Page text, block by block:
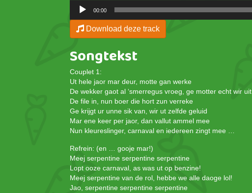
Audiospeler
00:00
Download deze track
Songtekst
Couplet 1:
Ut hele jaor mar deur, motte gan werke
De wekker gaot al ‘smerregus vroeg, ge motter echt wir uit
De file in, nun boer die hort zun verreke
Ge krijgt ur unne sik van, wir ut zelfde geluid
Mar ene keer per jaor, dan vallut ammel mee
Nun kleureslinger, carnaval en iedereen zingt mee …
Refrein: (en … gooje mar!)
Meej serpentine serpentine serpentine
Lopt ooze carnaval, as was ut op benzine!
Meej serpentine van de rol, hebbe we alle daoge lol!
Jao, serpentine serpentine serpentine